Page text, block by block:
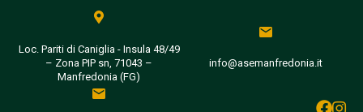
Loc. Pariti di Caniglia - Insula 48/49
– Zona PIP sn, 71043 –
Manfredonia (FG)
info@asemanfredonia.it